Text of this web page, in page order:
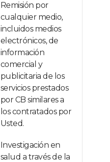
Remisión por
cualquier medio,
incluidos medios
electrónicos, de
información
comercial y
publicitaria de los
servicios prestados
por CB similares a
los contratados por
Usted.
Investigación en
salud a través de la